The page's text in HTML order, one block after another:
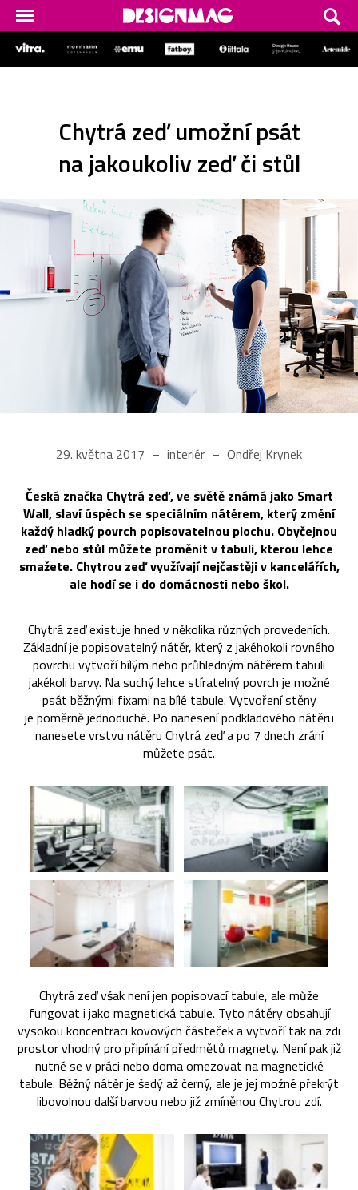
Chytrá zeď umožní psát
na jakoukoliv zeď či stůl
29. května 2017 interiér Ondřej Krynek
Česká značka Chytrá zeď, ve světě známá jako Smart
Wall, slaví úspěch se speciálním nátěrem, který změní
každý hladký povrch popisovatelnou plochu. Obyčejnou
zeď nebo stůl můžete proměnit v tabuli, kterou lehce
smažete. Chytrou zeď využívají nejčastěji v kancelářích,
ale hodí se i do domácnosti nebo škol.
Chytrá zeď existuje hned v několika různých provedeních.
Základní je popisovatelný nátěr, který z jakéhokoli rovného
povrchu vytvoří bílým nebo průhledným nátěrem tabuli
jakékoli barvy. Na suchý lehce stíratelný povrch je možné
psát běžnými fixami na bílé tabule. Vytvoření stěny
je poměrně jednoduché. Po nanesení podkladového nátěru
nanesete vrstvu nátěru Chytrá zeď a po 7 dnech zrání
můžete psát.
Chytrá zeď však není jen popisovací tabule, ale může
fungovat i jako magnetická tabule. Tyto nátěry obsahují
vysokou koncentraci kovových částeček a vytvoří tak na zdi
prostor vhodný pro připínání předmětů magnety. Není pak již
nutné se v práci nebo doma omezovat na magnetické
tabule. Běžný nátěr je šedý až černý, ale je jej možné překrýt
libovolnou další barvou nebo již zmíněnou Chytrou zdí.